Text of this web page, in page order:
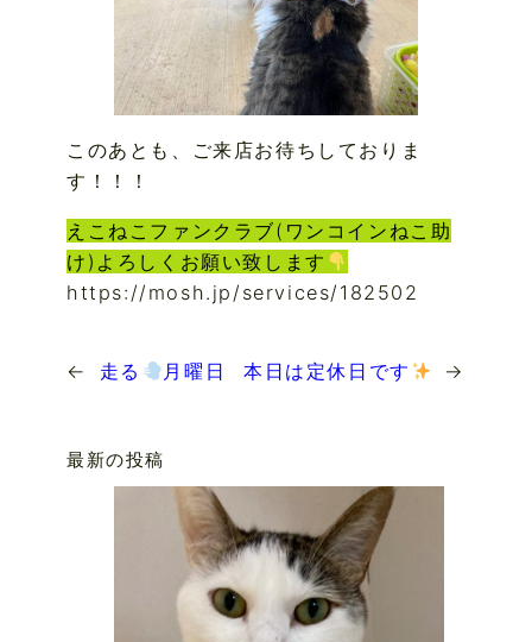
このあとも、ご来店お待ちしておりま
す！！！
えこねこファンクラブ(ワンコインねこ助
け)よろしくお願い致します
https://mosh.jp/services/182502
← 走る 月曜日 本日は定休日です →
最新の投稿